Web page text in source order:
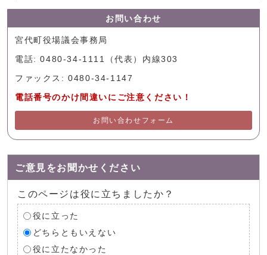
お問い合わせ
宮代町役場議会事務局
電話: 0480-34-1111（代表）内線303
ファックス: 0480-34-1147
電話番号のかけ間違いにご注意ください！
お問い合わせフォーム
ご意見をお聞かせください
このページは役に立ちましたか？
役に立った
どちらともいえない
役に立たなかった